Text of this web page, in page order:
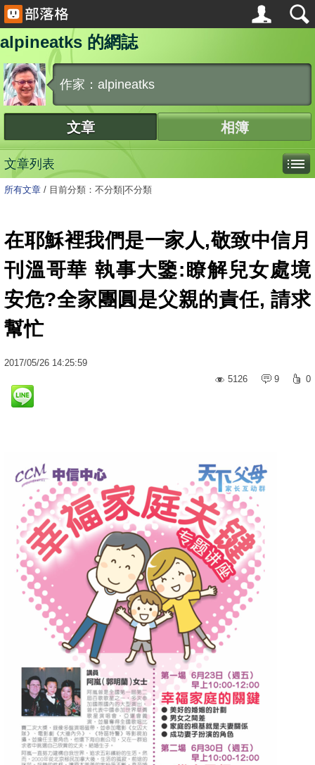
alpineatks 的網誌
作家：alpineatks
文章 相簿
文章列表
所有文章 / 目前分類：不分類|不分類
在耶穌裡我們是一家人,敬致中信月
刊溫哥華 執事大鑒:瞭解兒女處境
安危?全家團圓是父親的責任, 請求
幫忙
2017/05/26 14:25:59
5126
9 0